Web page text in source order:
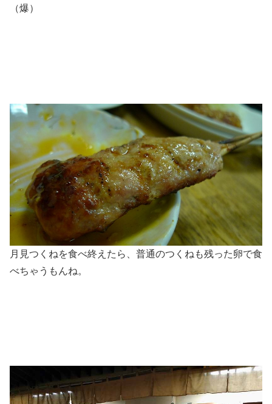
（爆）
月見つくねを食べ終えたら、普通のつくねも残った卵で食
べちゃうもんね。